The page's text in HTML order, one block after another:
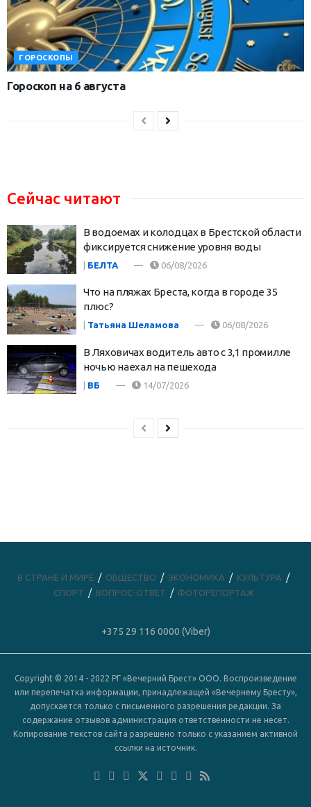
ГОРОСКОПЫ
Гороскоп на 6 августа
Сейчас читают
В водоемах и колодцах в Брестской области
фиксируется снижение уровня воды
| БЕЛТА 06/08/2026
Что на пляжах Бреста, когда в городе 35
плюс?
Татьяна Шеламова 06/08/2026
В Ляховичах водитель авто с 3,1 промилле
ночью наехал на пешехода
| ВБ 14/07/2026
В СТРАНЕ И МИРЕ ОБЩЕСТВО ЭКОНОМИКА
КУЛЬТУРА
СПОРТ
ВОПРОС-ОТВЕТ ФОТОРЕПОРТАЖ
+375 29 116 0000 (Viber)
Copyright © 2014 - 2022 РГ «Вечерний Брест» ООО. Воспроизведение
или перепечатка информации, принадлежащей «Вечернему Бресту»,
допускается только с письменного разрешения редакции. За
содержание отзывов администрация ответственности не несет.
Копирование текстов сайта разрешено только с указанием активной
ссылки на источник.